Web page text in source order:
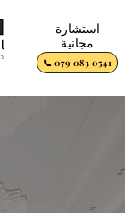
استشارة
مجانية
📞 079 083 0541